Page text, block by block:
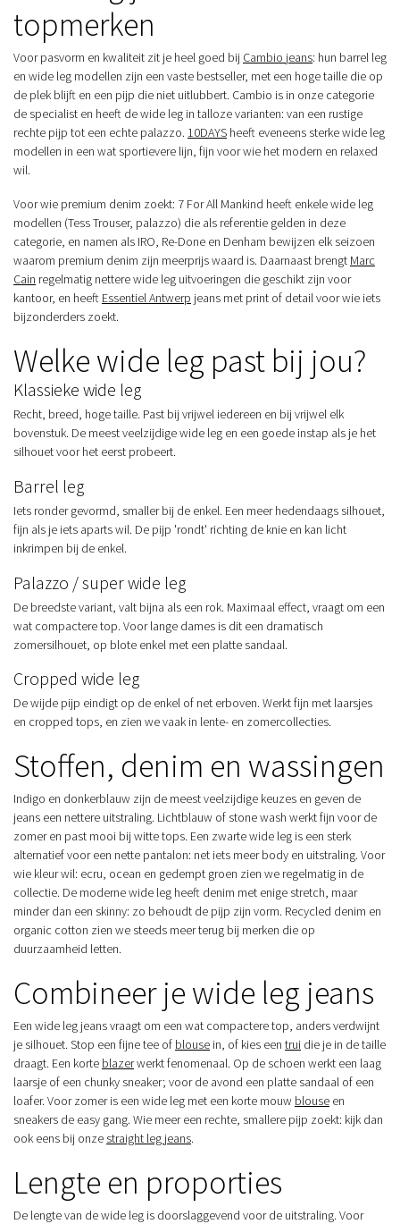
topmerken
Voor pasvorm en kwaliteit zit je heel goed bij Cambio jeans: hun barrel leg
en wide leg modellen zijn een vaste bestseller, met een hoge taille die op
de plek blijft en een pijp die niet uitlubbert. Cambio is in onze categorie
de specialist en heeft de wide leg in talloze varianten: van een rustige
rechte pijp tot een echte palazzo. 10DAYS heeft eveneens sterke wide leg
modellen in een wat sportievere lijn, fijn voor wie het modern en relaxed
wil.
Voor wie premium denim zoekt: 7 For All Mankind heeft enkele wide leg
modellen (Tess Trouser, palazzo) die als referentie gelden in deze
categorie, en namen als IRO, Re-Done en Denham bewijzen elk seizoen
waarom premium denim zijn meerprijs waard is. Daarnaast brengt Marc
Cain regelmatig nettere wide leg uitvoeringen die geschikt zijn voor
kantoor, en heeft Essentiel Antwerp jeans met print of detail voor wie iets
bijzonderders zoekt.
Welke wide leg past bij jou?
Klassieke wide leg
Recht, breed, hoge taille. Past bij vrijwel iedereen en bij vrijwel elk
bovenstuk. De meest veelzijdige wide leg en een goede instap als je het
silhouet voor het eerst probeert.
Barrel leg
Iets ronder gevormd, smaller bij de enkel. Een meer hedendaags silhouet,
fijn als je iets aparts wil. De pijp 'rondt' richting de knie en kan licht
inkrimpen bij de enkel.
Palazzo / super wide leg
De breedste variant, valt bijna als een rok. Maximaal effect, vraagt om een
wat compactere top. Voor lange dames is dit een dramatisch
zomersilhouet, op blote enkel met een platte sandaal.
Cropped wide leg
De wijde pijp eindigt op de enkel of net erboven. Werkt fijn met laarsjes
en cropped tops, en zien we vaak in lente- en zomercollecties.
Stoffen, denim en wassingen
Indigo en donkerblauw zijn de meest veelzijdige keuzes en geven de
jeans een nettere uitstraling. Lichtblauw of stone wash werkt fijn voor de
zomer en past mooi bij witte tops. Een zwarte wide leg is een sterk
alternatief voor een nette pantalon: net iets meer body en uitstraling. Voor
wie kleur wil: ecru, ocean en gedempt groen zien we regelmatig in de
collectie. De moderne wide leg heeft denim met enige stretch, maar
minder dan een skinny: zo behoudt de pijp zijn vorm. Recycled denim en
organic cotton zien we steeds meer terug bij merken die op
duurzaamheid letten.
Combineer je wide leg jeans
Een wide leg jeans vraagt om een wat compactere top, anders verdwijnt
je silhouet. Stop een fijne tee of blouse in, of kies een trui die je in de taille
draagt. Een korte blazerwerkt fenomenaal. Op de schoen werkt een laag
laarsje of een chunky sneaker; voor de avond een platte sandaal of een
loafer. Voor zomer is een wide leg met een korte mouw blouse en
sneakers de easy gang. Wie meer een rechte, smallere pijp zoekt: kijk dan
ook eens bij onze straight leg jeans.
Lengte en proporties
De lengte van de wide leg is doorslaggevend voor de uitstraling. Voor